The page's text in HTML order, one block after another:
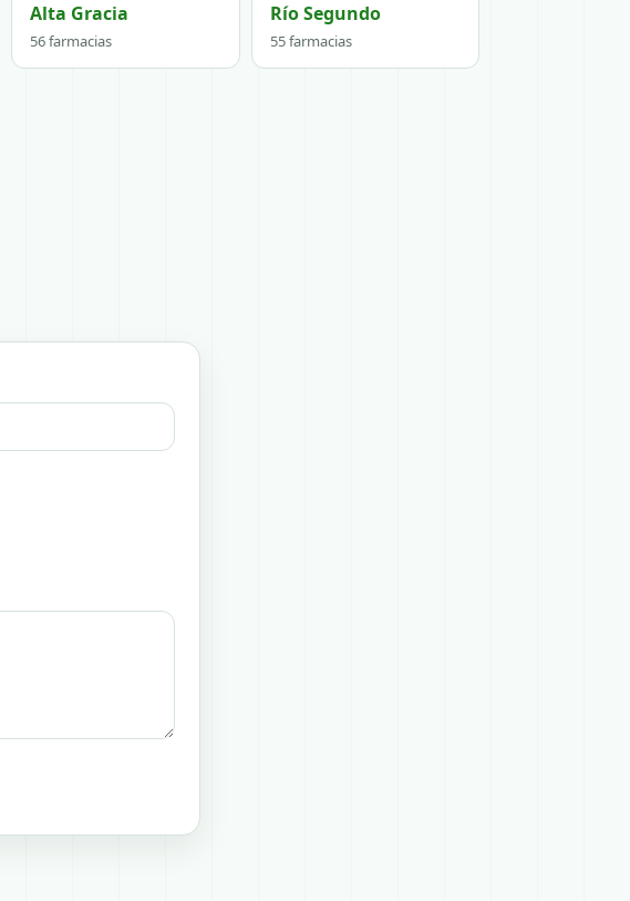
Alta Gracia
56 farmacias
Río Segundo
55 farmacias